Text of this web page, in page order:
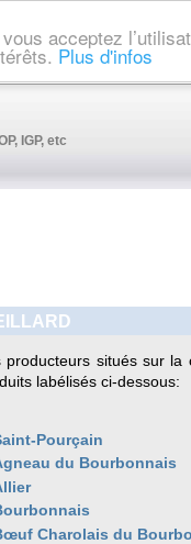
acceptez
Plus d'infos
IGP, etc
producteurs situés sur
labélisés ci-dessous:
Pourçain
du Bourbonnais
Charolais du